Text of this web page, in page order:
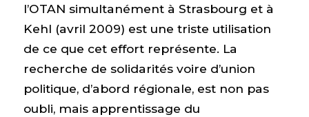
l’OTAN simultanément à Strasbourg et à
Kehl (avril 2009) est une triste utilisation
de ce que cet effort représente. La
recherche de solidarités voire d’union
politique, d’abord régionale, est non pas
oubli, mais apprentissage du